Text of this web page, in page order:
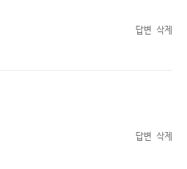
답변 삭제
답변 삭제